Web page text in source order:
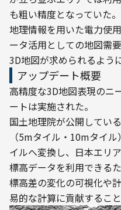
も粗い精度となっていた。
地理情報を用いた電力使
ータ活用としての地図需
3D地図が求められるよう
アップデート概要
高精度な3D地図表現のニ
ートは実施された。
国土地理院が公開してい
（5mタイル・10mタイ
イルへ変換し、日本エリ
標高データを利用できる
標高差の変化の可視化や
易的な計算に貢献するこ